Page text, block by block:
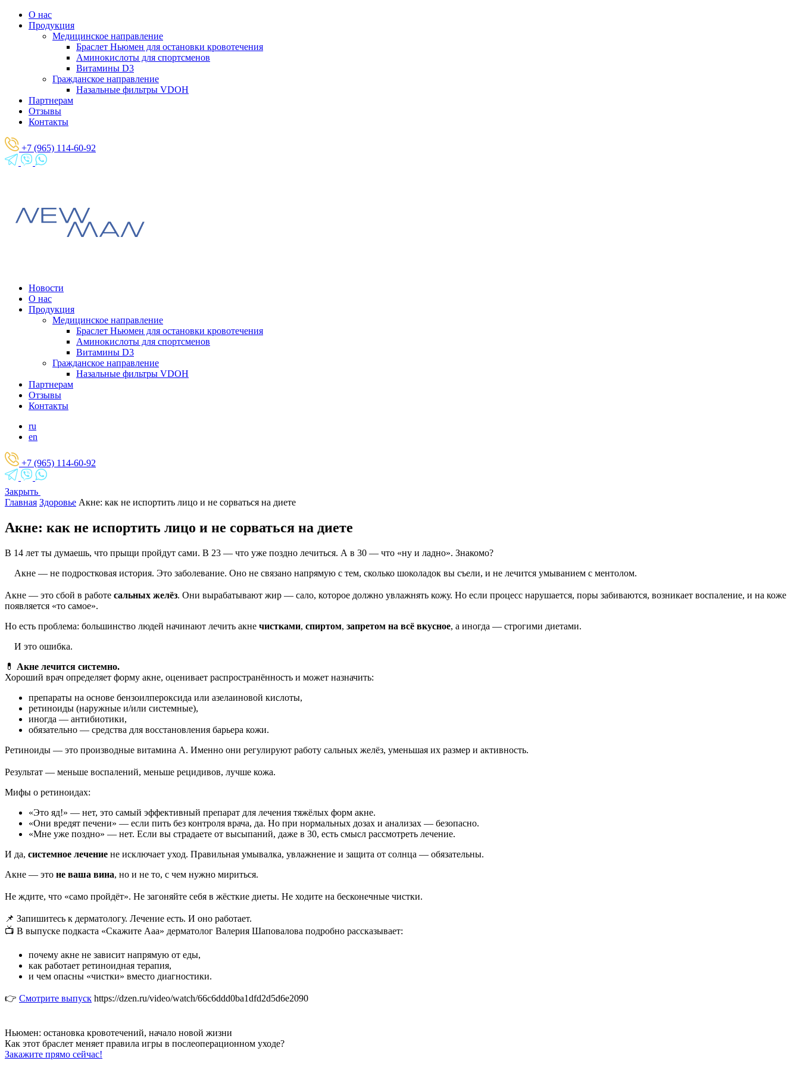
О нас
Продукция
Медицинское направление
Браслет Ньюмен для остановки кровотечения
Аминокислоты для спортсменов
Витамины D3
Гражданское направление
Назальные фильтры VDOH
Партнерам
Отзывы
Контакты
+7 (965) 114-60-92
Новости
О нас
Продукция
Медицинское направление
Браслет Ньюмен для остановки кровотечения
Аминокислоты для спортсменов
Витамины D3
Гражданское направление
Назальные фильтры VDOH
Партнерам
Отзывы
Контакты
ru
en
+7 (965) 114-60-92
Закрыть
Главная Здоровье Акне: как не испортить лицо и не сорваться на диете
Акне: как не испортить лицо и не сорваться на диете
В 14 лет ты думаешь, что прыщи пройдут сами. В 23 — что уже поздно лечиться. А в 30 — что «ну и ладно». Знакомо?
Акне — не подростковая история. Это заболевание. Оно не связано напрямую с тем, сколько шоколадок вы съели, и не лечится умыванием с ментолом.
Акне — это сбой в работе сальных желёз. Они вырабатывают жир — сало, которое должно увлажнять кожу. Но если процесс нарушается, поры забиваются, возникает воспаление, и на коже
появляется «то самое».
Но есть проблема: большинство людей начинают лечить акне чистками, спиртом, запретом на всё вкусное, а иногда — строгими диетами.
И это ошибка.
💊 Акне лечится системно.
Хороший врач определяет форму акне, оценивает распространённость и может назначить:
препараты на основе бензоилпероксида или азелаиновой кислоты,
ретиноиды (наружные и/или системные),
иногда — антибиотики,
обязательно — средства для восстановления барьера кожи.
Ретиноиды — это производные витамина A. Именно они регулируют работу сальных желёз, уменьшая их размер и активность.
Результат — меньше воспалений, меньше рецидивов, лучше кожа.
Мифы о ретиноидах:
«Это яд!» — нет, это самый эффективный препарат для лечения тяжёлых форм акне.
«Они вредят печени» — если пить без контроля врача, да. Но при нормальных дозах и анализах — безопасно.
«Мне уже поздно» — нет. Если вы страдаете от высыпаний, даже в 30, есть смысл рассмотреть лечение.
И да, системное лечение не исключает уход. Правильная умывалка, увлажнение и защита от солнца — обязательны.
Акне — это не ваша вина, но и не то, с чем нужно мириться.
Не ждите, что «само пройдёт». Не загоняйте себя в жёсткие диеты. Не ходите на бесконечные чистки.
📌 Запишитесь к дерматологу. Лечение есть. И оно работает.
📺 В выпуске подкаста «Скажите Ааа» дерматолог Валерия Шаповалова подробно рассказывает:
почему акне не зависит напрямую от еды,
как работает ретиноидная терапия,
и чем опасны «чистки» вместо диагностики.
👉 Смотрите выпуск https://dzen.ru/video/watch/66c6ddd0ba1dfd2d5d6e2090
Ньюмен: остановка кровотечений, начало новой жизни
Как этот браслет меняет правила игры в послеоперационном уходе?
Закажите прямо сейчас!